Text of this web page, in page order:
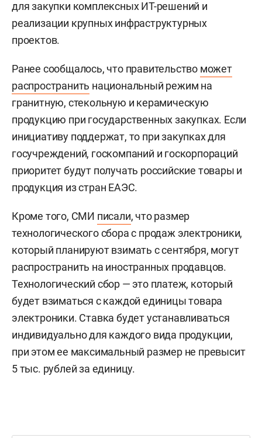
для закупки комплексных ИТ-решений и
реализации крупных инфраструктурных
проектов.
Ранее сообщалось, что правительство может
распространить национальный режим на
гранитную, стекольную и керамическую
продукцию при государственных закупках. Если
инициативу поддержат, то при закупках для
госучреждений, госкомпаний и госкорпораций
приоритет будут получать российские товары и
продукция из стран ЕАЭС.
Кроме того, СМИ писали, что размер
технологического сбора с продаж электроники,
который планируют взимать с сентября, могут
распространить на иностранных продавцов.
Технологический сбор — это платеж, который
будет взиматься с каждой единицы товара
электроники. Ставка будет устанавливаться
индивидуально для каждого вида продукции,
при этом ее максимальный размер не превысит
5 тыс. рублей за единицу.